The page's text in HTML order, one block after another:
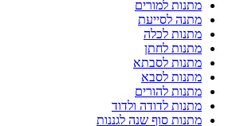
מתנות למורים
מתנה לסייעת
מתנות לכלה
מתנות לחתן
מתנות לסבתא
מתנות לסבא
מתנות להורים
מתנות לדודה ולדוד
מתנות סוף שנה לגננות